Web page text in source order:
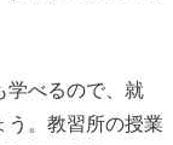
学べるので、就
う。教習所の授業